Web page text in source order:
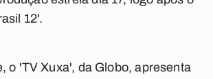
12'.
o 'TV Xuxa', da Globo, apresenta